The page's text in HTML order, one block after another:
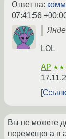
Ответ на:
07:41:56
LOL
AP
Вы не можете
перемещена в